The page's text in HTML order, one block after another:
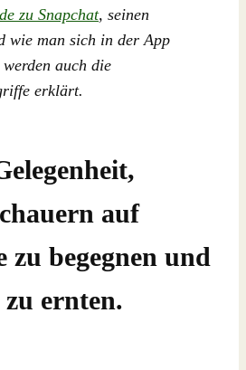
zu Snapchat, seinen
wie man sich in der App
auch die
erklärt.
auf
zu begegnen und
ernten.